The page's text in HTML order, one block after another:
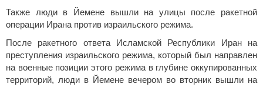
Также люди в Йемене вышли на улицы после ракетной
операции Ирана против израильского режима.
После ракетного ответа Исламской Республики Иран на
преступления израильского режима, который был направлен
на военные позиции этого режима в глубине оккупированных
территорий, люди в Йемене вечером во вторник вышли на